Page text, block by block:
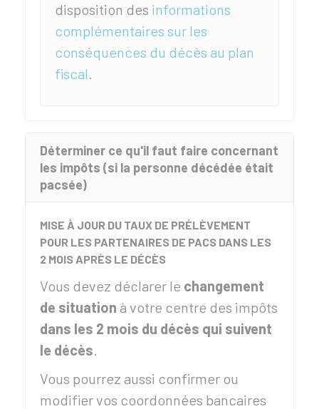
disposition des informations
complémentaires sur les
conséquences du décès au plan
fiscal.
Déterminer ce qu'il faut faire concernant
les impôts (si la personne décédée était
pacsée)
MISE À JOUR DU TAUX DE PRÉLÈVEMENT
POUR LES PARTENAIRES DE PACS DANS LES
2 MOIS APRÈS LE DÉCÈS
Vous devez déclarer le changement
de situation à votre centre des impôts
dans les 2 mois du décès qui suivent
le décès.
Vous pourrez aussi confirmer ou
modifier vos coordonnées bancaires